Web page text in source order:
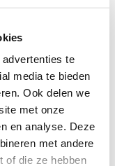
te
media te bieden
Ook delen we
met onze
en analyse. Deze
met andere
of die ze hebben
wel